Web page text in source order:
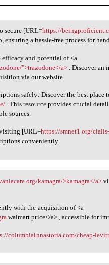
secure [URL=https://
a hassle-free process for
and potential of <a
">trazodone</a> . Discover
via our website.
safely: Discover the best place
. This resource provides crucial
sources.
[URL=https://smnet1.org/
conveniently.
kamagra/>kamagra</a>
with the acquisition of <a
walmart price</a> , accessible for
columbiainnastoria.com/cheap-